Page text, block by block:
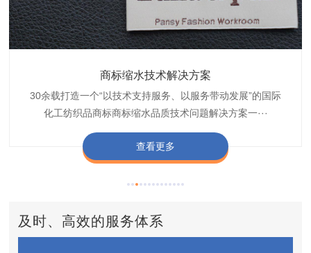
商标抗染技术解决方案
博准30余载是中国守家纺织商标印染织唛化工商标抗染品质
技术问题解决方案定制专家,提供前处理,染色,印···
查看更多
织带商标缩水技术解决方案
博准是一家专注30余载设计研发织唛印唛商标、织带织带商
标缩水品质技术问题解决方案一站式服务提供商,匠···
查看更多
服装色差技术解决方案
博准30余载专注提供纺织品印唛、织唛织造服装色差品质问
题技术解决方案一站式服务商,以其精湛的技术,科···
查看更多
纺织品商标固色剂
博准经营多年是行业专业纺织品商标固色助剂,TJ-A622,TJ-
A622,FSD,FSE商标固色剂加···
查看更多
皮革湿摩擦增进剂
博准长期致力于皮革商标湿摩擦增进助剂TJ-A6588,湿摩擦
增进剂加工定制服务技术研究与应用,凭借丰···
查看更多
及时、高效的服务体系